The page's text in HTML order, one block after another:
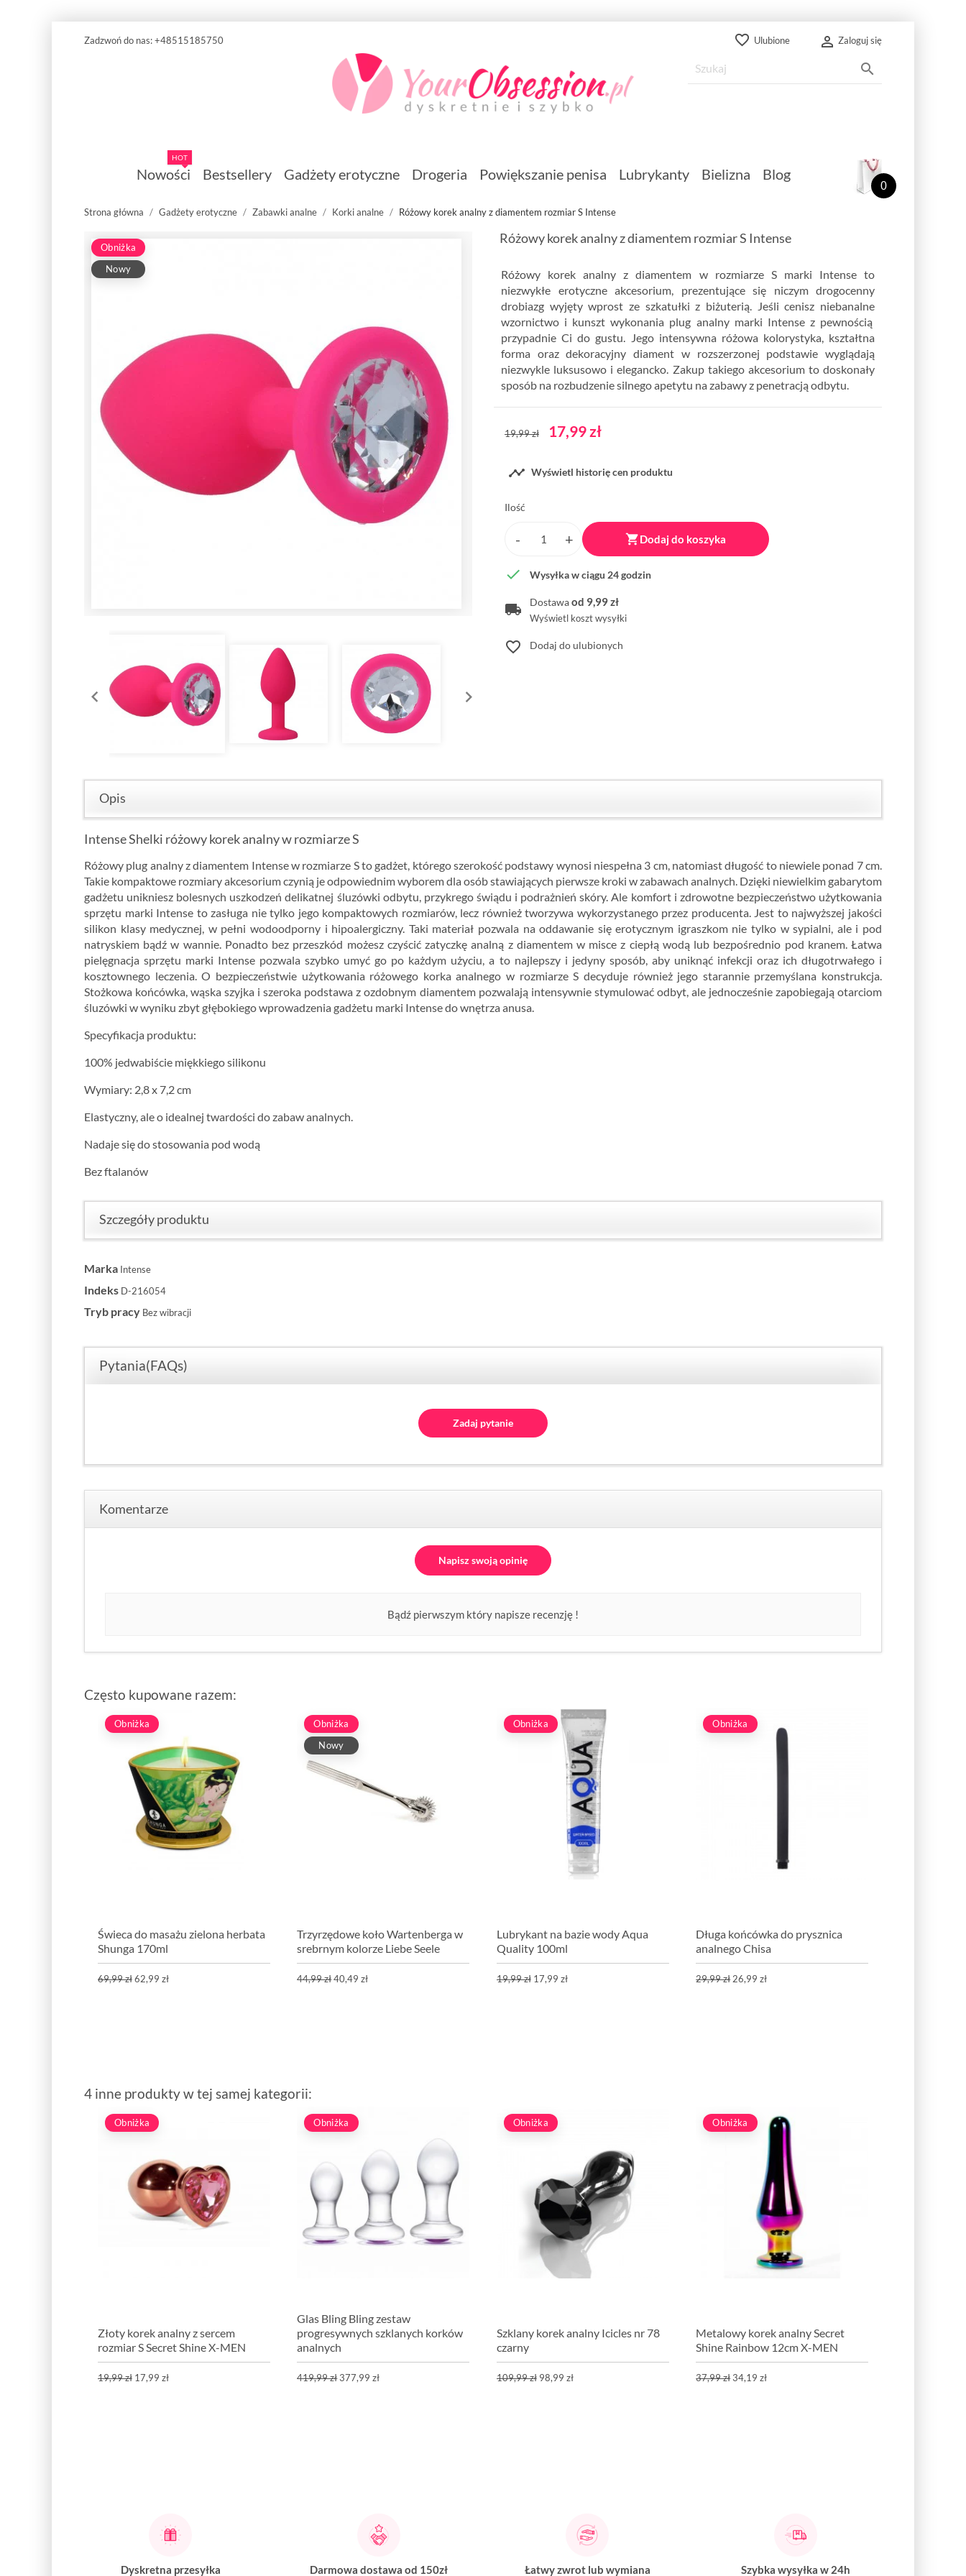
Zadzwoń do nas:+48515185750 favorite_border Ulubione  Zaloguj się

0
Nowości
HOT
Bestsellery Gadżety erotyczne Drogeria Powiększanie penisa Lubrykanty Bielizna Blog
Strona główna Gadżety erotyczne Zabawki analne Korki analne Różowy korek analny z diamentem rozmiar S Intense
Obniżka
Nowy
Różowy korek analny z diamentem rozmiar S Intense
Różowy korek analny z diamentem w rozmiarze S marki Intense to
niezwykłe erotyczne akcesorium, prezentujące się niczym drogocenny
drobiazg wyjęty wprost ze szkatułki z biżuterią. Jeśli cenisz niebanalne
wzornictwo i kunszt wykonania plug analny marki Intense z pewnością
przypadnie Ci do gustu. Jego intensywna różowa kolorystyka, kształtna
forma oraz dekoracyjny diament w rozszerzonej podstawie wyglądają
niezwykle luksusowo i elegancko. Zakup takiego akcesorium to doskonały
sposób na rozbudzenie silnego apetytu na zabawy z penetracją odbytu.
19,99 zł 17,99 zł
 Wyświetl historię cen produktu
Ilość
Dodaj do koszyka
 Wysyłka w ciągu 24 godzin
Dostawaod 9,99 zł
Wyświetl koszt wysyłki
favorite_border Dodaj do ulubionych
Opis
Intense Shelki różowy korek analny w rozmiarze S
Różowy plug analny z diamentem Intense w rozmiarze S to gadżet, którego szerokość podstawy wynosi niespełna 3 cm, natomiast długość to niewiele ponad 7 cm.
Takie kompaktowe rozmiary akcesorium czynią je odpowiednim wyborem dla osób stawiających pierwsze kroki w zabawach analnych. Dzięki niewielkim gabarytom
gadżetu unikniesz bolesnych uszkodzeń delikatnej śluzówki odbytu, przykrego świądu i podrażnień skóry. Ale komfort i zdrowotne bezpieczeństwo użytkowania
sprzętu marki Intense to zasługa nie tylko jego kompaktowych rozmiarów, lecz również tworzywa wykorzystanego przez producenta. Jest to najwyższej jakości
silikon klasy medycznej, w pełni wodoodporny i hipoalergiczny. Taki materiał pozwala na oddawanie się erotycznym igraszkom nie tylko w sypialni, ale i pod
natryskiem bądź w wannie. Ponadto bez przeszkód możesz czyścić zatyczkę analną z diamentem w misce z ciepłą wodą lub bezpośrednio pod kranem. Łatwa
pielęgnacja sprzętu marki Intense pozwala szybko umyć go po każdym użyciu, a to najlepszy i jedyny sposób, aby uniknąć infekcji oraz ich długotrwałego i
kosztownego leczenia. O bezpieczeństwie użytkowania różowego korka analnego w rozmiarze S decyduje również jego starannie przemyślana konstrukcja.
Stożkowa końcówka, wąska szyjka i szeroka podstawa z ozdobnym diamentem pozwalają intensywnie stymulować odbyt, ale jednocześnie zapobiegają otarciom
śluzówki w wyniku zbyt głębokiego wprowadzenia gadżetu marki Intense do wnętrza anusa.
Specyfikacja produktu:
100% jedwabiście miękkiego silikonu
Wymiary: 2,8 x 7,2 cm
Elastyczny, ale o idealnej twardości do zabaw analnych.
Nadaje się do stosowania pod wodą
Bez ftalanów
Szczegóły produktu
Marka Intense
Indeks D-216054
Tryb pracy Bez wibracji
Pytania(FAQs)
Zadaj pytanie
Komentarze
Napisz swoją opinię
Bądź pierwszym który napisze recenzję !
Często kupowane razem:
Obniżka
Świeca do masażu zielona herbata
Shunga 170ml
69,99 zł62,99 zł
Obniżka
Nowy
Trzyrzędowe koło Wartenberga w
srebrnym kolorze Liebe Seele
44,99 zł40,49 zł
Obniżka
Lubrykant na bazie wody Aqua
Quality 100ml
19,99 zł 17,99 zł
Obniżka
Długa końcówka do prysznica
analnego Chisa
29,99 zł 26,99 zł
4 inne produkty w tej samej kategorii:
Obniżka
Złoty korek analny z sercem
rozmiar S Secret Shine X-MEN
19,99 zł 17,99 zł
Obniżka
Glas Bling Bling zestaw
progresywnych szklanych korków
analnych
419,99 zł377,99 zł
Obniżka
Szklany korek analny Icicles nr 78
czarny
109,99 zł 98,99 zł
Obniżka
Metalowy korek analny Secret
Shine Rainbow 12cm X-MEN
37,99 zł34,19 zł
Dyskretna przesyłka Darmowa dostawa od 150zł Łatwy zwrot lub wymiana Szybka wysyłka w 24h